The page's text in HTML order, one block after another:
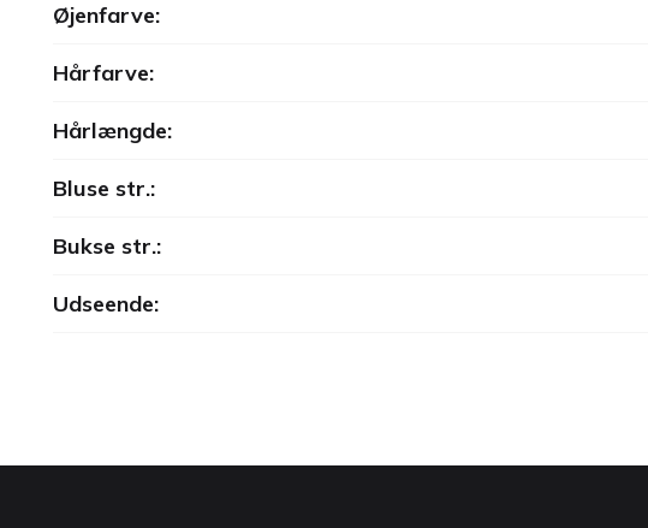
Øjenfarve:
Hårfarve:
Hårlængde:
Bluse str.:
Bukse str.:
Udseende: